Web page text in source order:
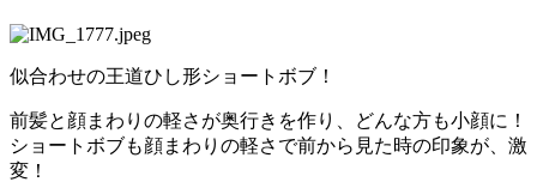
似合わせの王道ひし形ショートボブ！
前髪と顔まわりの軽さが奥行きを作り、どんな方も小顔に！
ショートボブも顔まわりの軽さで前から見た時の印象が、激
変！